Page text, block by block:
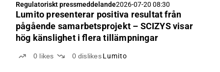
Regulatoriskt pressmeddelande2026-07-20 08:30
Lumito presenterar positiva resultat från
pågående samarbetsprojekt – SCIZYS visar
hög känslighet i flera tillämpningar
0 likes 0 dislikes Lumito